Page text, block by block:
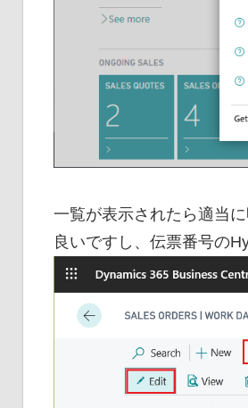
一覧が表示されたら適当
良いですし、伝票番号の